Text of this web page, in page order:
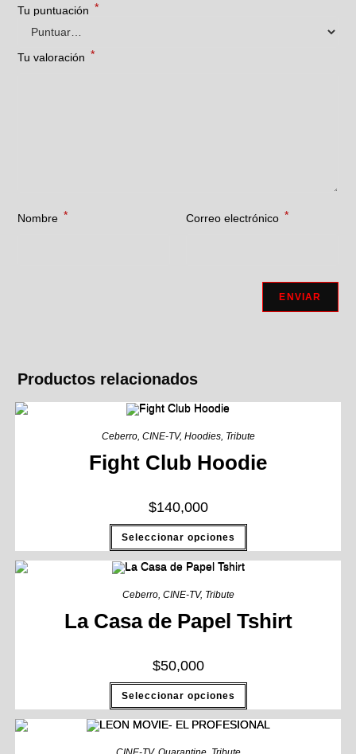
Tu puntuación *
Tu valoración *
Nombre * Correo electrónico *
Productos relacionados
Ceberro, CINE-TV, Hoodies, Tribute
Fight Club Hoodie
$140,000
Seleccionar opciones
Ceberro, CINE-TV, Tribute
La Casa de Papel Tshirt
$50,000
Seleccionar opciones